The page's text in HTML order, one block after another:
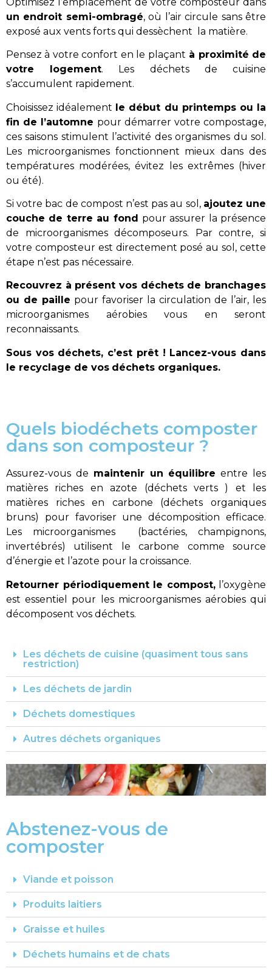
un endroit semi-ombragé, où l’air circule sans être
exposé aux vents forts qui dessèchent la matière.
Pensez à votre confort en le plaçant à proximité de
votre logement. Les déchets de cuisine
s’accumulent rapidement.
Choisissez idéalement le début du printemps ou la
fin de l’automne pour démarrer votre compostage,
ces saisons stimulent l’activité des organismes du sol.
Les microorganismes fonctionnent mieux dans des
températures modérées, évitez les extrêmes (hiver
ou été).
Si votre bac de compost n’est pas au sol, ajoutez une
couche de terre au fond pour assurer la présence
de microorganismes décomposeurs. Par contre, si
votre composteur est directement posé au sol, cette
étape n’est pas nécessaire.
Recouvrez à présent vos déchets de branchages
ou de paille pour favoriser la circulation de l’air, les
microorganismes aérobies vous en seront
reconnaissants.
Sous vos déchets, c’est prêt ! Lancez-vous dans
le recyclage de vos déchets organiques.
Quels biodéchets composter
dans son composteur ?
Assurez-vous de maintenir un équilibre entre les
matières riches en azote (déchets verts ) et les
matières riches en carbone (déchets organiques
bruns) pour favoriser une décomposition efficace.
Les microorganismes (bactéries, champignons,
invertébrés) utilisent le carbone comme source
d’énergie et l’azote pour la croissance.
Retourner périodiquement le compost,l’oxygène
est essentiel pour les microorganismes aérobies qui
décomposent vos déchets.
Les déchets de cuisine (quasiment tous sans
restriction)
Les déchets de jardin
Déchets domestiques
Autres déchets organiques
Abstenez-vous de
composter
Viande et poisson
Produits laitiers
Graisse et huiles
Déchets humains et de chats